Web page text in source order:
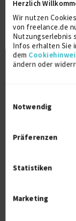
Herzlich
Wir nutzen
von freelance.de
Nutzungserlebnis
Infos erhalten Sie
dem
ändern oder
Notwendig
Präferenzen
Statistiken
Marketing
Elektromotoren
Model-Based
Verfügbarkeit
4
Referenzen
zuletzt online vor 5